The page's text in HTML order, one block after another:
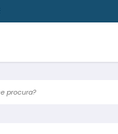
procura?